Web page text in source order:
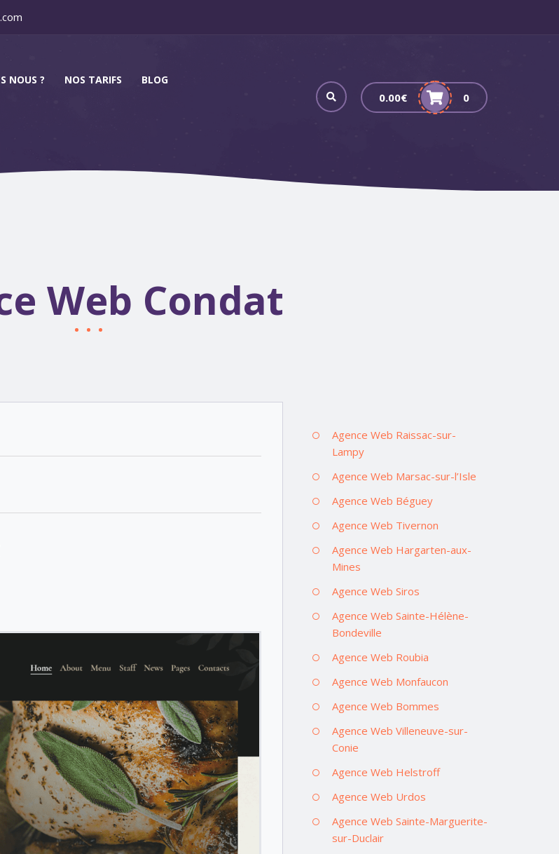
NOUS ? NOS TARIFS BLOG
0.00€ 0
Web Condat
Agence Web Raissac-sur-
Lampy
Agence Web Marsac-sur-l’Isle
Agence Web Béguey
Agence Web Tivernon
Agence Web Hargarten-aux-
Mines
Agence Web Siros
Agence Web Sainte-Hélène-
Bondeville
Agence Web Roubia
Agence Web Monfaucon
Agence Web Bommes
Agence Web Villeneuve-sur-
Conie
Agence Web Helstroff
Agence Web Urdos
Agence Web Sainte-Marguerite-
sur-Duclair